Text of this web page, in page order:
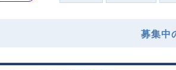
募集中